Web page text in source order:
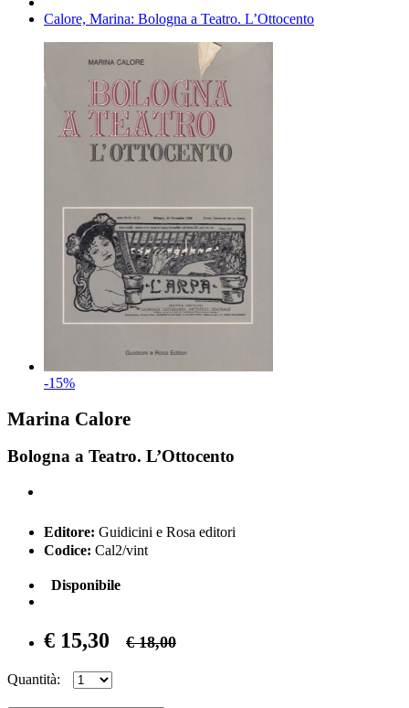
Calore, Marina: Bologna a Teatro. L’Ottocento
-15%
Marina Calore
Bologna a Teatro. L’Ottocento
Editore: Guidicini e Rosa editori
Codice: Cal2/vint
Disponibile
€ 15,30 € 18,00
Quantità: